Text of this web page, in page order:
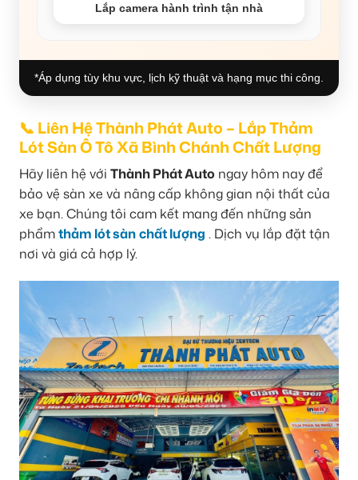
Lắp camera hành trình tận nhà
*Áp dụng tùy khu vực, lịch kỹ thuật và hạng mục thi công.
📞 Liên Hệ Thành Phát Auto – Lắp Thảm
Lót Sàn Ô Tô Xã Bình Chánh Chất Lượng
Hãy liên hệ với Thành Phát Auto ngay hôm nay để
bảo vệ sàn xe và nâng cấp không gian nội thất của
xe bạn. Chúng tôi cam kết mang đến những sản
phẩmthảm lót sànchất lượng . Dịch vụ lắp đặt tận
nơi và giá cả hợp lý.